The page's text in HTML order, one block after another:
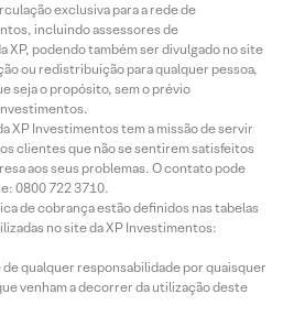
exclusiva para a rede de
incluindo assessores de
XP, podendo também ser divulgado no site
ou redistribuição para qualquer pessoa,
seja o propósito, sem o prévio
XP Investimentos tem a missão de servir
clientes que não se sentirem satisfeitos
aos seus problemas. O contato pode
0800 722 3710.
de cobrança estão definidos nas tabelas
no site da XP Investimentos:
qualquer responsabilidade por quaisquer
venham a decorrer da utilização deste